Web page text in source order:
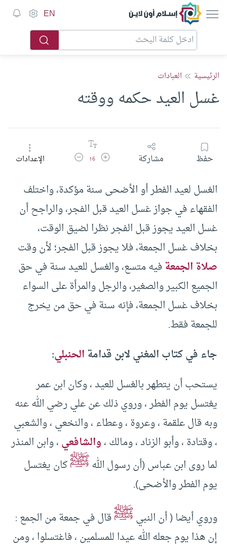
إسلام أون لاين EN
الرئيسية العبادات
غسل العيد حكمه ووقته
حفظ مشاركة زيادة حجم الخط
16 تقليل حجم الخطالإعدادات
الغسل لعيد الفطر أو الأضحى سنة مؤكدة، واختلف
الفقهاء في جواز غسل العيد قبل الفجر، والراجح أن
غسل العيد يجوز قبل الفجر نظرا لضيق الوقت،
بخلاف غسل الجمعة، فلا يجوز قبل الفجر؛ لأن وقت
صلاة الجمعةفيه متسع، والغسل للعيد سنة في حق
الجميع الكبير والصغير، والرجل والمرأة على السواء
بخلاف غسل الجمعة، فإنه سنة في حق من يخرج
للجمعة فقط.
جاء في كتاب المغني لابن قدامةالحنبلي:
يستحب أن يتطهر بالغسل للعيد ، وكان ابن عمر
يغتسل يوم الفطر ، وروي ذلك عن علي رضي الله عنه
وبه قال علقمة ، وعروة ، وعطاء ، والنخعي ، والشعبي
، وقتادة ، وأبو الزناد ، ومالك ،والشافعي، وابن المنذر
لما روى ابن عباس (أن رسول اللهﷺكان يغتسل
يوم الفطر والأضحى).
وروي أيضا ( أن النبيﷺقال في جمعة من الجمع :
إن هذا يوم جعله الله عيدا للمسلمين ، فاغتسلوا ، ومن